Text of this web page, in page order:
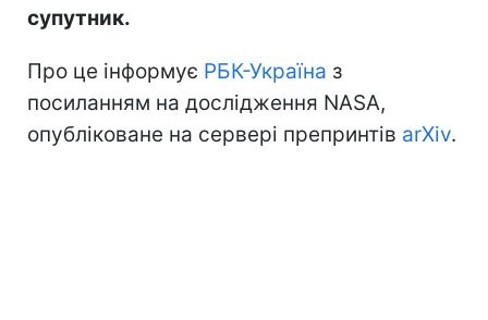
супутник.
Про це інформує РБК-Україна з
посиланням на дослідження NASA,
опубліковане на сервері препринтів arXiv.